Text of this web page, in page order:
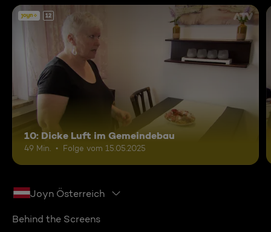
12
10: Dicke Luft im Gemeindebau
49 Min. Folge vom 15.05.2025
Joyn Österreich
Behind the Screens